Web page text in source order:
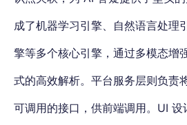
成了机器学习引擎、自然语言处理
擎等多个核心引擎，通过多模态增
式的高效解析。平台服务层则负责
可调用的接口，供前端调用。UI